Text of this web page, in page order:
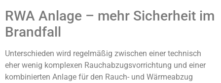
RWA Anlage – mehr Sicherheit im
Brandfall
Unterschieden wird regelmäßig zwischen einer technisch
eher wenig komplexen Rauchabzugsvorrichtung und einer
kombinierten Anlage für den Rauch- und Wärmeabzug